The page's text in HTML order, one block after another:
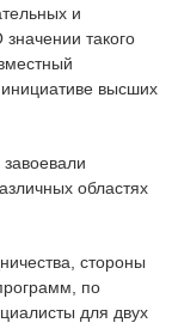
и
такого
высших
областях
стороны
по
для двух